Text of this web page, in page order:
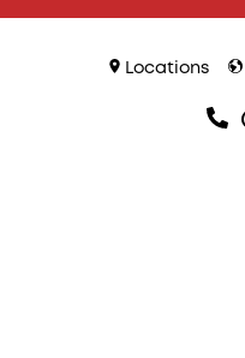
Locations